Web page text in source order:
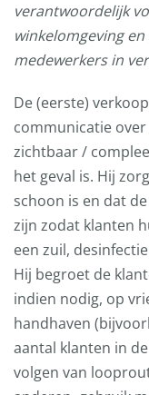
verantwoordelijk
winkelomgeving
medewerkers in
De (eerste)
communicatie
zichtbaar /
het geval is. Hij
schoon is en dat
zijn zodat klanten
een zuil,
Hij begroet de
indien nodig, op
handhaven
aantal klanten in
volgen van